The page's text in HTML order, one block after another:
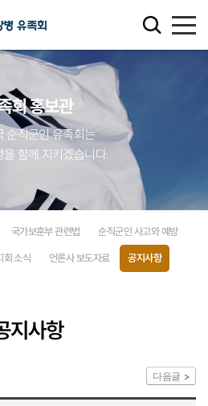
회 홍보관
순직군인 유족회는
을 함께 지키겠습니다.
국가보훈부 관련법 순직군인 사고와 예방
회 소식 언론사 보도자료 공지사항
지사항
다음글